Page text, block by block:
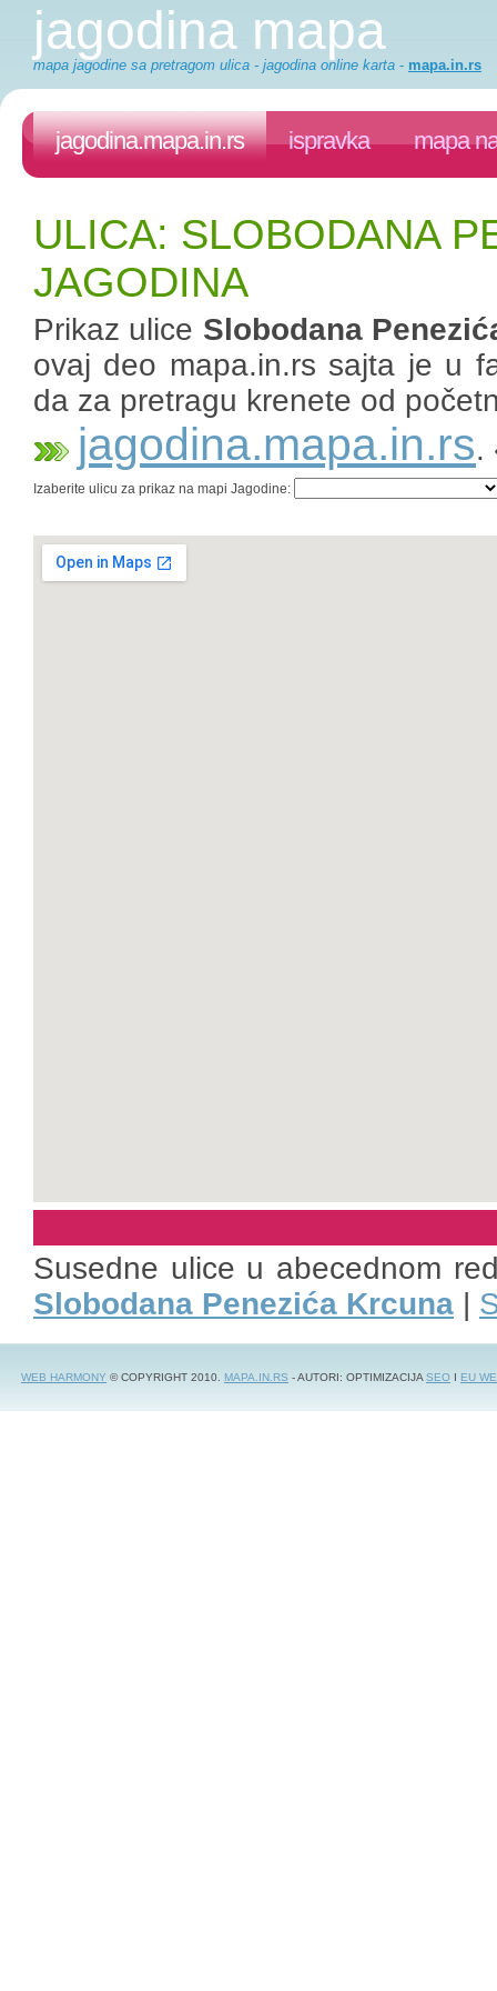
jagodina mapa
mapa jagodine sa pretragom ulica - jagodina online karta - mapa.in.rs
jagodina.mapa.in.rs ispravka mapa
ULICA: SLOBODANA
JAGODINA
Prikaz ulice Slobodana
ovaj deo mapa.in.rs sajta je u
da za pretragu krenete od
jagodina.mapa.in.rs.
Izaberite ulicu za prikaz na mapi Jagodine:
Susedne ulice u abecednom
Slobodana Penezića Krcuna |
WEB HARMONY © COPYRIGHT 2010. MAPA.IN.RS - AUTORI: OPTIMIZACIJA SEO I EU